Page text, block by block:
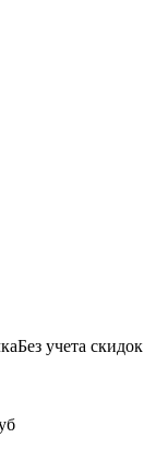
Без учета скидок